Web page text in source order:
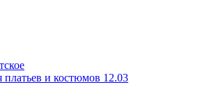
и костюмов 12.03